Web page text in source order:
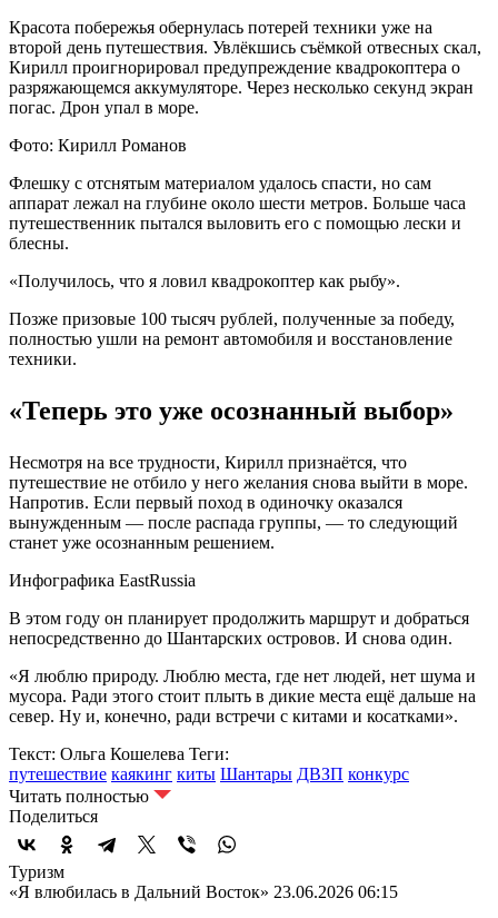
Красота побережья обернулась потерей техники уже на
второй день путешествия. Увлёкшись съёмкой отвесных скал,
Кирилл проигнорировал предупреждение квадрокоптера о
разряжающемся аккумуляторе. Через несколько секунд экран
погас. Дрон упал в море.
Фото: Кирилл Романов
Флешку с отснятым материалом удалось спасти, но сам
аппарат лежал на глубине около шести метров. Больше часа
путешественник пытался выловить его с помощью лески и
блесны.
«Получилось, что я ловил квадрокоптер как рыбу».
Позже призовые 100 тысяч рублей, полученные за победу,
полностью ушли на ремонт автомобиля и восстановление
техники.
«Теперь это уже осознанный выбор»
Несмотря на все трудности, Кирилл признаётся, что
путешествие не отбило у него желания снова выйти в море.
Напротив. Если первый поход в одиночку оказался
вынужденным — после распада группы, — то следующий
станет уже осознанным решением.
Инфографика EastRussia
В этом году он планирует продолжить маршрут и добраться
непосредственно до Шантарских островов. И снова один.
«Я люблю природу. Люблю места, где нет людей, нет шума и
мусора. Ради этого стоит плыть в дикие места ещё дальше на
север. Ну и, конечно, ради встречи с китами и косатками».
Текст: Ольга Кошелева Теги:
путешествие каякинг киты Шантары ДВЗП конкурс
Читать полностью
Поделиться
Туризм
«Я влюбилась в Дальний Восток» 23.06.2026 06:15